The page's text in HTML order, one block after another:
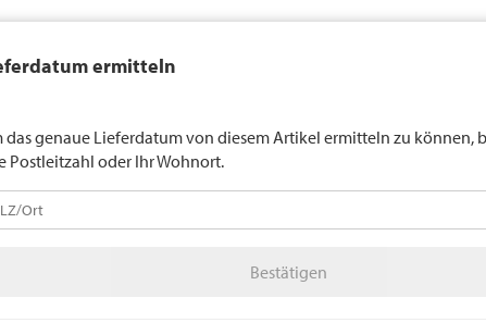
LANDI
ermitteln
das genaue Lieferdatum von diesem Artikel ermitteln zu können,
Postleitzahl oder Ihr Wohnort.
Bestätigen
verkauft generell keinen Alkohol an Jugendliche unter 16 Jahren.